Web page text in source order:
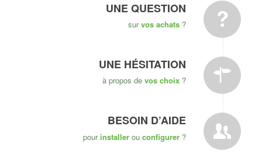
UNE QUESTION
survos achats ?
UNE HÉSITATION
à propos devos choix ?
BESOIN D’AIDE
pourinstaller ouconfigurer ?